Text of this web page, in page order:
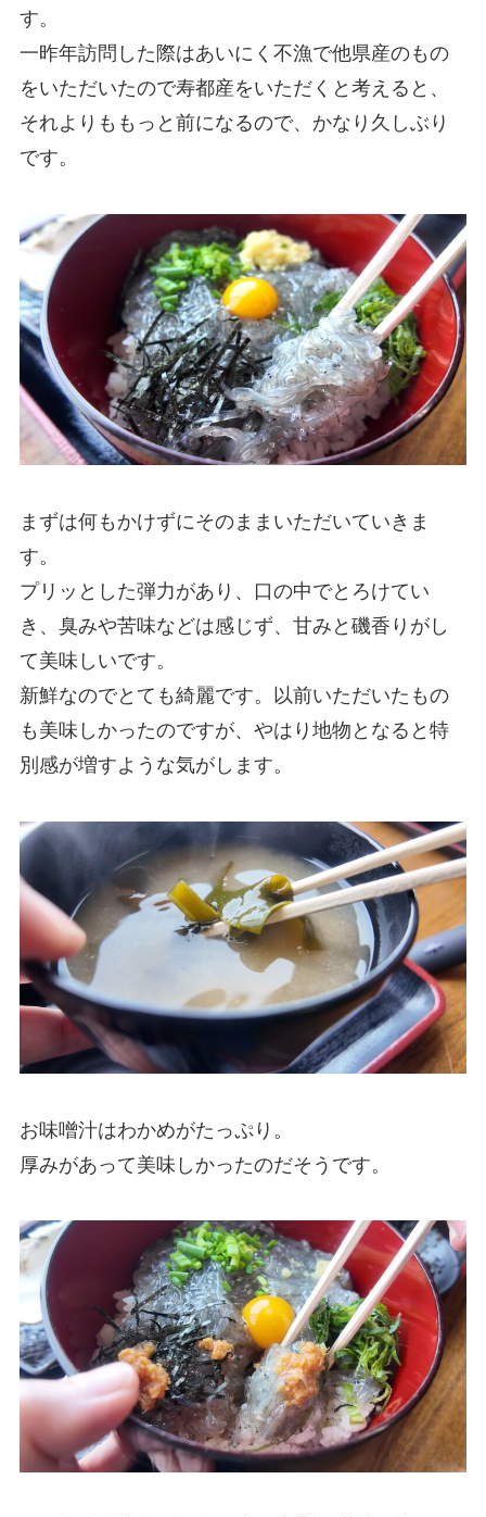
す。
一昨年訪問した際はあいにく不漁で他県産のもの
をいただいたので寿都産をいただくと考えると、
それよりももっと前になるので、かなり久しぶり
です。
まずは何もかけずにそのままいただいていきま
す。
プリッとした弾力があり、口の中でとろけてい
き、臭みや苦味などは感じず、甘みと磯香りがし
て美味しいです。
新鮮なのでとても綺麗です。以前いただいたもの
も美味しかったのですが、やはり地物となると特
別感が増すような気がします。
お味噌汁はわかめがたっぷり。
厚みがあって美味しかったのだそうです。